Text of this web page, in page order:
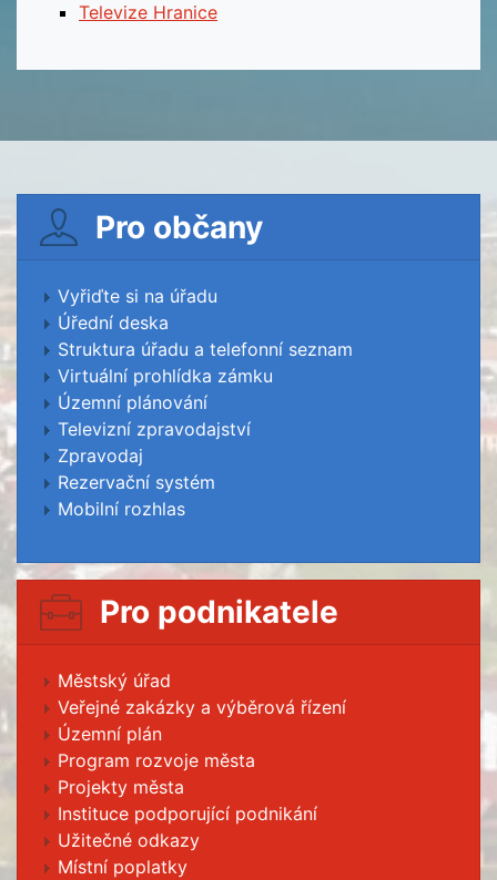
Televize Hranice
Pro občany
Vyřiďte si na úřadu
Úřední deska
Struktura úřadu a telefonní seznam
Virtuální prohlídka zámku
Územní plánování
Televizní zpravodajství
Zpravodaj
Rezervační systém
Mobilní rozhlas
Pro podnikatele
Městský úřad
Veřejné zakázky a výběrová řízení
Územní plán
Program rozvoje města
Projekty města
Instituce podporující podnikání
Užitečné odkazy
Místní poplatky